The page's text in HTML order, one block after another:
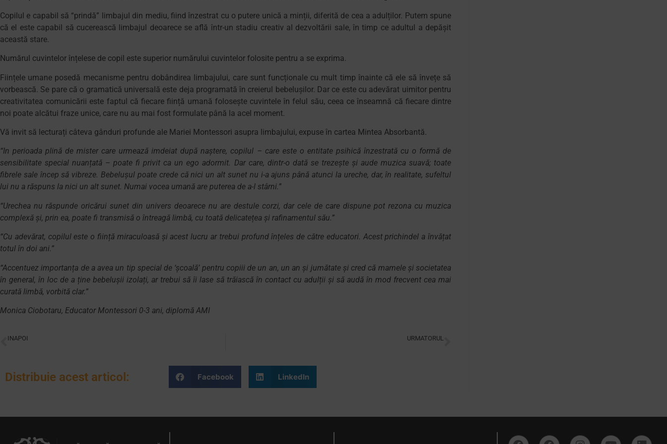
Copilul e capabil să “prindă” limbajul din mediu, fiind înzestrat cu o putere unică a minții, diferită de cea a adulților. Putem spune
că el este capabil să cucerească limbajul deoarece se află într-un stadiu creativ al dezvoltării sale, în timp ce adultul a depășit
această stare.
Numărul cuvintelor înțelese de copil este superior numărului cuvintelor folosite pentru a se exprima.
Ființele umane posedă mecanisme pentru dobândirea limbajului, care sunt funcționale cu mult timp înainte că ele să învețe să
vorbească. Se pare că o gramatică universală este deja programată în creierul bebelușilor. Dar ce este cu adevărat uimitor pentru
creativitatea comunicării este faptul că fiecare ființă umană folosește cuvintele în felul său, ceea ce înseamnă că fiecare dintre
noi poate alcătui fraze unice, care nu au mai fost formulate până la acel moment.
Vă invit să lecturați câteva gânduri profunde ale Mariei Montessori asupra limbajului, expuse în cartea Mintea Absorbantă.
“In perioada plină de mister care urmează imdeiat după naștere, copilul – care este o entitate psihică înzestrată cu o formă de
sensibilitate special nuanțată – poate fi privit ca un ego adormit. Dar care, dintr-o dată se trezește și aude muzica suavă; toate
fibrele sale încep să vibreze. Bebelușul poate crede că nici un alt sunet nu i-a ajuns până atunci la ureche, dar, în realitate, sufeltul
lui nu a răspuns la nici un alt sunet. Numai vocea umană are puterea de a-l stârni.”
“Urechea nu răspunde oricărui sunet din univers deoarece nu are destule corzi, dar cele de care dispune pot rezona cu muzica
complexă și, prin ea, poate fi transmisă o întreagă limbă, cu toată delicatețea și rafinamentul său.”
“Cu adevărat, copilul este o ființă miraculoasă și acest lucru ar trebui profund înțeles de către educatori. Acest prichindel a învățat
totul în doi ani.”
“Accentuez importanța de a avea un tip special de ‘școală’ pentru copiii de un an, un an și jumătate și cred că mamele și societatea
în general, în loc de a ține bebelușii izolați, ar trebui să îi lase să trăiască în contact cu adulții și să audă în mod frecvent cea mai
curată limbă, vorbită clar.”
Monica Ciobotaru, Educator Montessori 0-3 ani, diplomă AMI
INAPOI URMATORUL
Distribuie acest articol: Facebook LinkedIn